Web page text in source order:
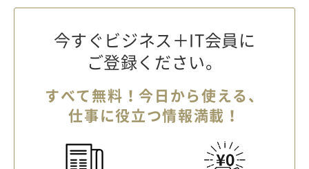
今すぐビジネス＋IT会員に
ご登録ください。
すべて無料！今日から使える、
仕事に役立つ情報満載！